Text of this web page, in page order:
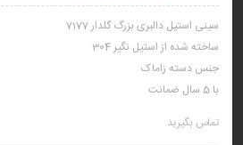
سینی استیل دالبری بزرگ گلدار 7177
ساخته شده از استیل نگیر 304
جنس دسته زاماک
با 5 سال ضمانت
تماس بگیرید